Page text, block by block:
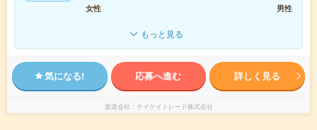
女性
男性
もっと見る
気になる! 応募へ進む 詳しく見る
派遣会社 テイケイトレード株式会社